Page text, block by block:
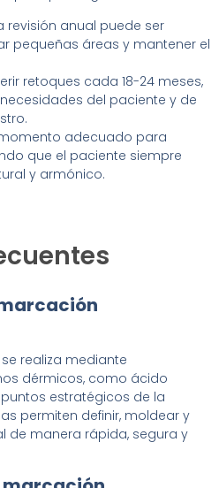
revisión anual puede ser
pequeñas áreas y mantener el
retoques cada 18-24 meses,
del paciente y de
adecuado para
que el paciente siempre
y armónico.
realiza mediante
dérmicos, como ácido
estratégicos de la
permiten definir, moldear y
de manera rápida, segura y